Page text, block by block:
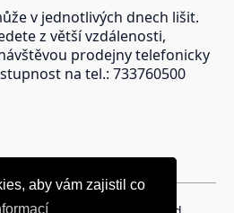
aby vám zajistil co
aby vám zajistil co
v jednotlivých dnech lišit.
z větší vzdálenosti,
prodejny telefonicky
na tel.: 733760500